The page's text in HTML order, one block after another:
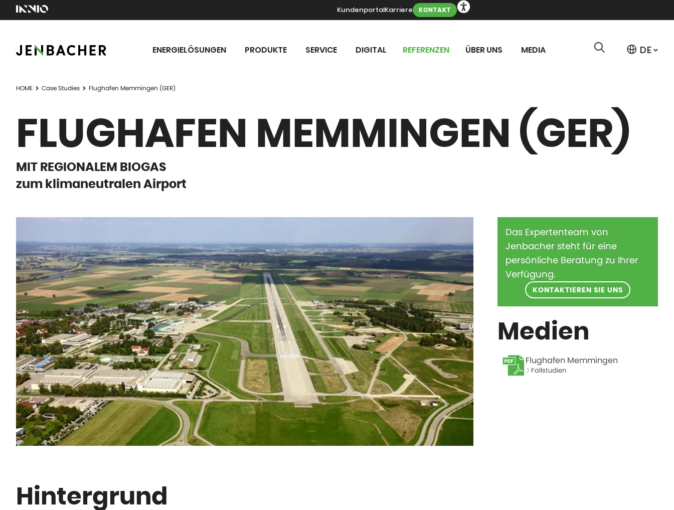
KundenportalKarriere KONTAKT
ENERGIELÖSUNGEN PRODUKTE SERVICE DIGITAL REFERENZEN ÜBER UNS MEDIA
HOME Case Studies Flughafen Memmingen (GER)
FLUGHAFEN MEMMINGEN (GER)
MIT REGIONALEM BIOGAS
zum klimaneutralen Airport
Hintergrund
Das Expertenteam von
Jenbacher steht für eine
persönliche Beratung zu Ihrer
Verfügung.
KONTAKTIEREN SIE UNS
Medien
Flughafen Memmingen
Fallstudien